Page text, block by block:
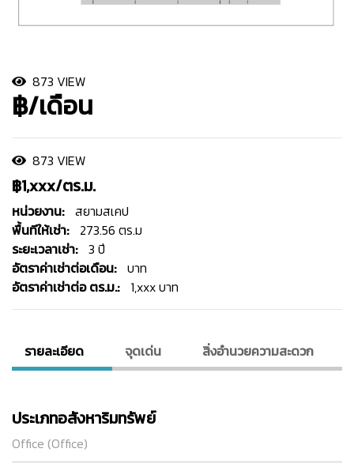
873 VIEW
฿/เดือน
873 VIEW
฿1,xxx/ตร.ม.
หน่วยงาน: สยามสเคป
พื้นทีให้เช่า:
273.56 ตร.ม
ระยะเวลาเช่า: 3 ปี
อัตราค่าเช่าต่อเดือน: บาท
อัตราค่าเช่าต่อ ตร.ม.:
1,xxx บาท
รายละเอียด จุดเด่น สิ่งอํานวยความสะดวก
ประเภทอสังหาริมทรัพย์
Office (Office)